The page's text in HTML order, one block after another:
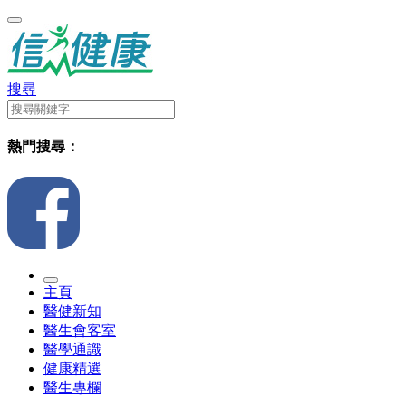
搜尋
熱門搜尋：
主頁
醫健新知
醫生會客室
醫學通識
健康精選
醫生專欄